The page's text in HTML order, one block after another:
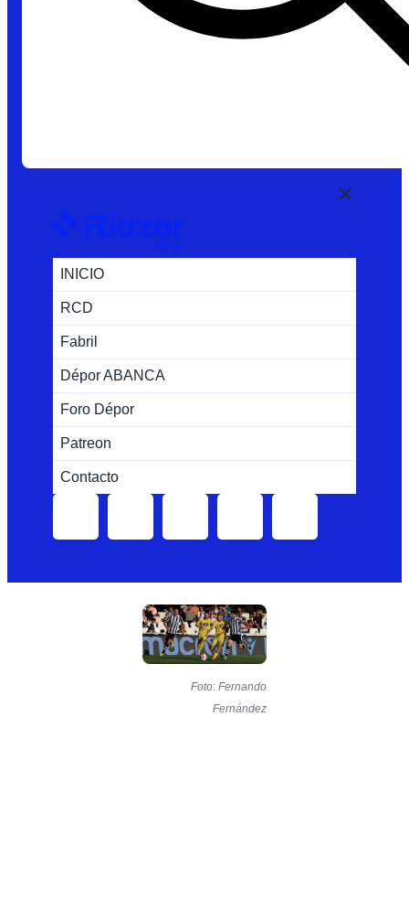
INICIO
RCD
Fabril
Dépor ABANCA
Foro Dépor
Patreon
Contacto
Foto: Fernando
Fernández